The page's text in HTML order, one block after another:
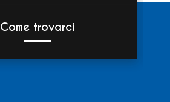
Come trovarci